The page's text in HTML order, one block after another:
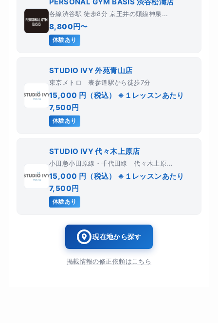
各線渋谷駅 徒歩8分 京王井の頭線神泉...
8,800円〜
体験あり
STUDIO IVY 外苑青山店
東京メトロ 表参道駅から徒歩7分
15,000 円（税込） ※１レッスンあたり
7,500円
体験あり
STUDIO IVY 代々木上原店
小田急小田原線・千代田線 代々木上原...
15,000 円（税込） ※１レッスンあたり
7,500円
体験あり
現在地から探す
掲載情報の修正依頼はこちら